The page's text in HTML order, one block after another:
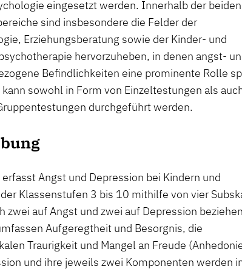
eingesetzt werden. Innerhalb der
sind insbesondere die Felder der
Erziehungsberatung sowie der Kinder- und
hervorzuheben, in denen angst-
Befindlichkeiten eine prominente Rolle
kann sowohl in Form von Einzeltestungen als
durchgeführt werden.
erfasst Angst und Depression bei Kindern und
Klassenstufen 3 bis 10 mithilfe von vier
zwei auf Angst und zwei auf Depression
Aufgeregtheit und Besorgnis, die
Traurigkeit und Mangel an Freude
und ihre jeweils zwei Komponenten werden